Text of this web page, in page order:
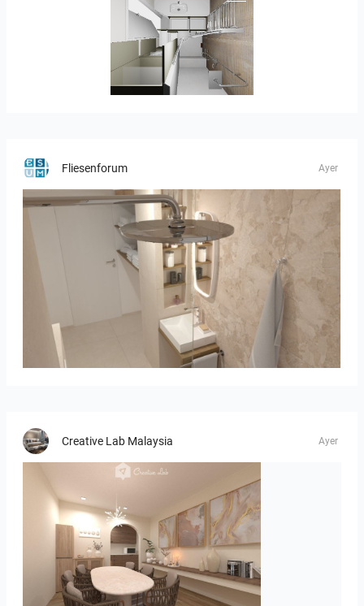
JEGOUX-PASSER
Fliesenforum Ayer
Bild_2
Creative Lab Malaysia Ayer